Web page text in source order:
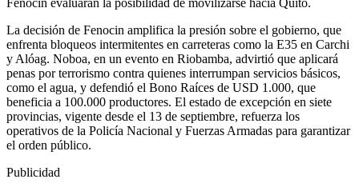
La decisión de Fenocin amplifica la presión sobre el gobierno, que
enfrenta bloqueos intermitentes en carreteras como la E35 en Carchi
y Alóag. Noboa, en un evento en Riobamba, advirtió que aplicará
penas por terrorismo contra quienes interrumpan servicios básicos,
como el agua, y defendió el Bono Raíces de USD 1.000, que
beneficia a 100.000 productores. El estado de excepción en siete
provincias, vigente desde el 13 de septiembre, refuerza los
operativos de la Policía Nacional y Fuerzas Armadas para garantizar
el orden público.
Publicidad